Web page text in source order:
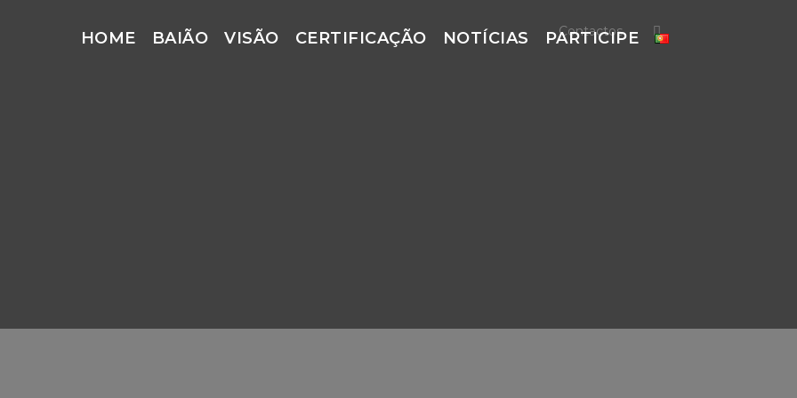
Contactos
HOME BAIÃO VISÃO CERTIFICAÇÃO NOTÍCIAS PARTICIPE